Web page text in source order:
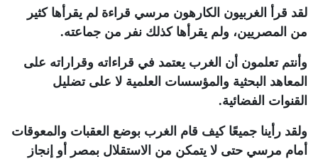
لقد قرأ الغربيون الكارهون مرسي قراءة لم يقرأها كثير
من المصريين، ولم يقرأها كذلك نفر من جماعته.
وأنتم تعلمون أن الغرب يعتمد في قراءاته وقراراته على
المعاهد البحثية والمؤسسات العلمية لا على تضليل
القنوات الفضائية.
ولقد رأينا جميعًا كيف قام الغرب بوضع العقبات والمعوقات
أمام مرسي حتى لا يتمكن من الاستقلال بمصر أو إنجاز